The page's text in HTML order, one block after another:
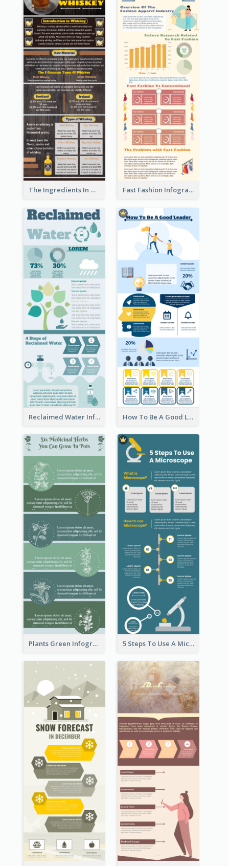
The Ingredients In Whiskey Infographic Fast Fashion Infographic
Reclaimed Water Infographic How To Be A Good Leader Infographic
Plants Green Infographic 5 Steps To Use A Microscope Infographic